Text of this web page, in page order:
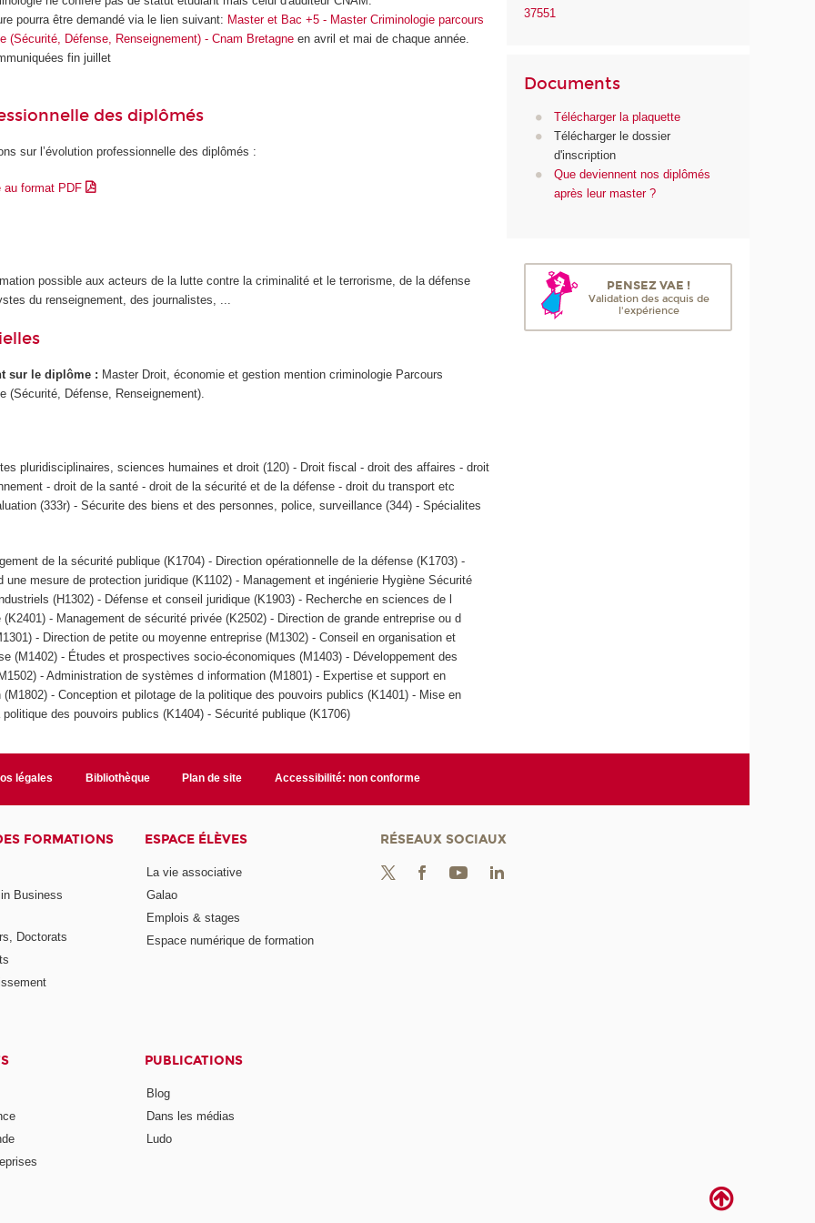
pourra être demandé via le lien suivant: Master et Bac +5 - Master Criminologie parcours
(Sécurité, Défense, Renseignement) - Cnam Bretagne en avril et mai de chaque année.
fin juillet
des diplômés
sur l’évolution professionnelle des diplômés :
au format PDF
possible aux acteurs de la lutte contre la criminalité et le terrorisme, de la défense
du renseignement, des journalistes, ...
sur le diplôme : Master Droit, économie et gestion mention criminologie Parcours
(Sécurité, Défense, Renseignement).
pluridisciplinaires, sciences humaines et droit (120) - Droit fiscal - droit des affaires - droit
- droit de la santé - droit de la sécurité et de la défense - droit du transport etc
(333r) - Sécurite des biens et des personnes, police, surveillance (344) - Spécialites
de la sécurité publique (K1704) - Direction opérationnelle de la défense (K1703) -
une mesure de protection juridique (K1102) - Management et ingénierie Hygiène Sécurité
(H1302) - Défense et conseil juridique (K1903) - Recherche en sciences de l
- Management de sécurité privée (K2502) - Direction de grande entreprise ou d
- Direction de petite ou moyenne entreprise (M1302) - Conseil en organisation et
(M1402) - Études et prospectives socio-économiques (M1403) - Développement des
- Administration de systèmes d information (M1801) - Expertise et support en
- Conception et pilotage de la politique des pouvoirs publics (K1401) - Mise en
des pouvoirs publics (K1404) - Sécurité publique (K1706)
37551
Documents
Télécharger la plaquette
Télécharger le dossier
d'inscription
Que deviennent nos diplômés
après leur master ?
PENSEZ VAE !
Validation des acquis de
l'expérience
légales Bibliothèque Plan de site Accessibilité: non conforme
FORMATIONS
Business
Doctorats
ESPACE ÉLÈVES
La vie associative
Galao
Emplois & stages
Espace numérique de formation
PUBLICATIONS
Blog
Dans les médias
Ludo
RÉSEAUX SOCIAUX